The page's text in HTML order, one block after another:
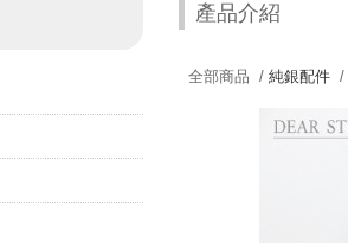
產品介紹
全部商品 / 純銀配件/